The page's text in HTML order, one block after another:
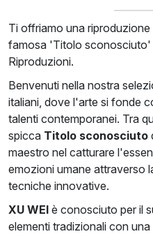
Ti offriamo una
famosa 'Titolo sconosciuto'
Riproduzioni.
Benvenuti nella nostra
italiani, dove l'arte si fonde
talenti contemporanei. Tra
spicca Titolo sconosciuto
maestro nel catturare
emozioni umane attraverso
tecniche innovative.
XU WEI è conosciuto per il
elementi tradizionali con